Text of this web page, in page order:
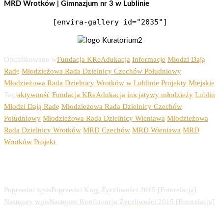
MRD Wrotków | Gimnazjum nr 3 w Lublinie
[envira-gallery id="2035"]
Opublikowano wFundacja KReAdukacja Informacje Młodzi Dają
Radę Młodzieżowa Rada Dzielnicy Czechów Południowy
Młodzieżowa Rada Dzielnicy Wrotków w Lublinie Projekty Miejskie
Tagiaktywność Fundacja KReAdukacja inicjatywy młodzieży Lublin
Młodzi Dają Radę Młodzieżowa Rada Dzielnicy Czechów
Południowy Młodzieżowa Rada Dzielnicy Wieniawa Młodzieżowa
Rada Dzielnicy Wrotków MRD Czechów MRD Wieniawa MRD
Wrotków Projekt
Poprzedni wpisPoprzedni Krąg Życzliwości 2015 [Fotorelacja]
Następny wpisNastępne Konferencja Życzliwości 2015 [Fotorelacja]